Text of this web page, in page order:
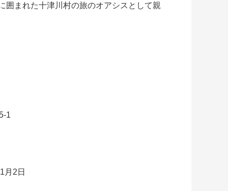
囲まれた十津川村の旅のオアシスとして親
1
月2日